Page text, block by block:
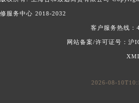
修服务中心 2018-2032
客户服务热线：
网站备案/许可证号：沪
2026-08-